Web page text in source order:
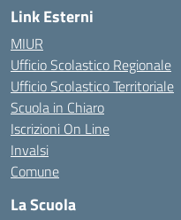
Link Esterni
MIUR
Ufficio Scolastico Regionale
Ufficio Scolastico Territoriale
Scuola in Chiaro
Iscrizioni On Line
Invalsi
Comune
La Scuola